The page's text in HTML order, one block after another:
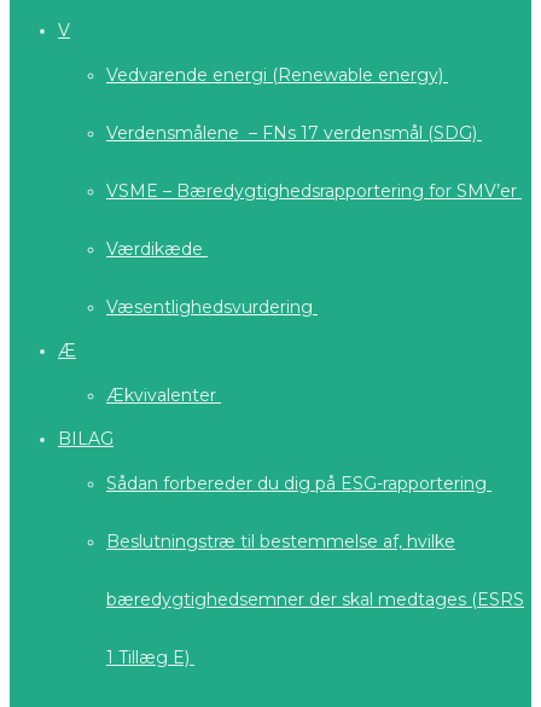
V
Vedvarende energi (Renewable energy)
Verdensmålene – FNs 17 verdensmål (SDG)
VSME – Bæredygtighedsrapportering for SMV’er
Værdikæde
Væsentlighedsvurdering
Æ
Ækvivalenter
BILAG
Sådan forbereder du dig på ESG-rapportering
Beslutningstræ til bestemmelse af, hvilke
bæredygtighedsemner der skal medtages (ESRS
1 Tillæg E)